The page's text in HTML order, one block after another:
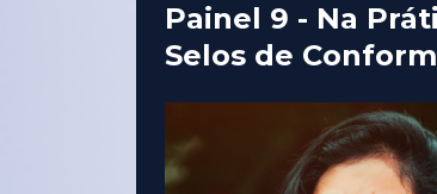
Painel 9 - Na
Selos de